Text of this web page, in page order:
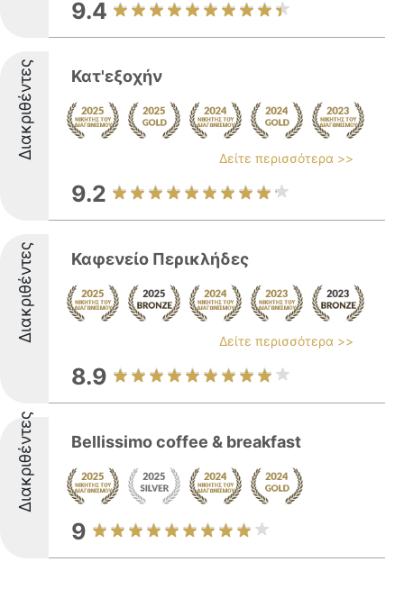
9.4
Διακριθέντες Κατ'εξοχήν
Δείτε περισσότερα >>
9.2
Διακριθέντες Καφενείο Περικλήδες
Δείτε περισσότερα >>
8.9
Διακριθέντες Bellissimo coffee & breakfast
9